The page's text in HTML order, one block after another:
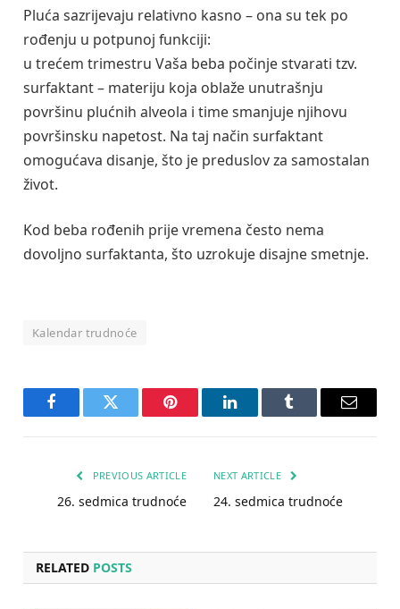
Pluća sazrijevaju relativno kasno – ona su tek po
rođenju u potpunoj funkciji:
u trećem trimestru Vaša beba počinje stvarati tzv.
surfaktant – materiju koja oblaže unutrašnju
površinu plućnih alveola i time smanjuje njihovu
površinsku napetost. Na taj način surfaktant
omogućava disanje, što je preduslov za samostalan
život.
Kod beba rođenih prije vremena često nema
dovoljno surfaktanta, što uzrokuje disajne smetnje.
Kalendar trudnoće
FacebookTwitter Pinterest LinkedInTumblr Email
PREVIOUS ARTICLE
26. sedmica trudnoće
NEXT ARTICLE
24. sedmica trudnoće
RELATED POSTS